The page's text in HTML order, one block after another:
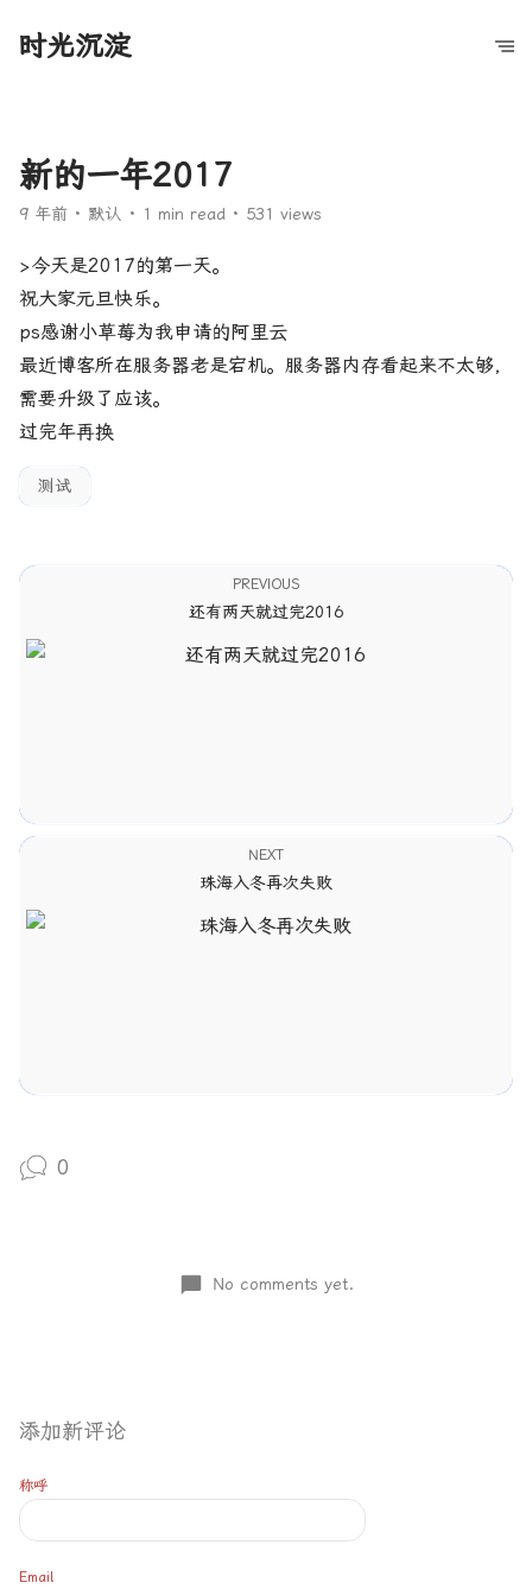
时光沉淀
新的一年2017
9 年前 默认 1 min read 531 views
>今天是2017的第一天。
祝大家元旦快乐。
ps感谢小草莓为我申请的阿里云
最近博客所在服务器老是宕机。服务器内存看起来不太够，
需要升级了应该。
过完年再换
测试
PREVIOUS
还有两天就过完2016
NEXT
珠海入冬再次失败
0
No comments yet.
添加新评论
称呼
Email